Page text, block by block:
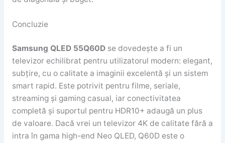
Concluzie
Samsung QLED 55Q60Dse dovedește a fi un
televizor echilibrat pentru utilizatorul modern: elegant,
subțire, cu o calitate a imaginii excelentă și un sistem
smart rapid. Este potrivit pentru filme, seriale,
streaming și gaming casual, iar conectivitatea
completă și suportul pentru HDR10+ adaugă un plus
de valoare. Dacă vrei un televizor 4K de calitate fără a
intra în gama high-end Neo QLED, Q60D este o